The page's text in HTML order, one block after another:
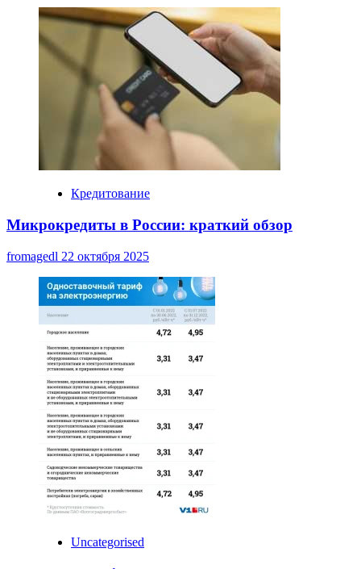
Кредитование
Микрокредиты в России: краткий обзор
fromagedl 22 октября 2025
Uncategorised